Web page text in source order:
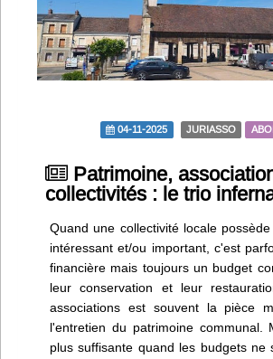
Divers
Abo Lettrasso
Nous contacter
04-11-2025 JURIASSO
Patrimoine,
collectivités : le trio
Quand une collectivité locale
intéressant et/ou important, c'est
financière mais toujours un budget
leur conservation et leur
associations est souvent la pièce
l'entretien du patrimoine communal.
plus suffisante quand les budgets ne